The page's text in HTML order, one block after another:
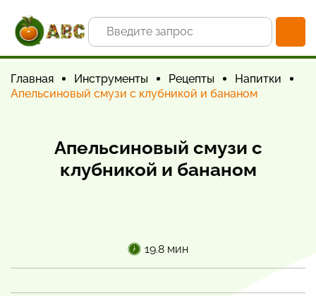
Главная Инструменты Рецепты
Напитки
Апельсиновый смузи с клубникой и бананом
Апельсиновый смузи с
клубникой и бананом
19.8 мин